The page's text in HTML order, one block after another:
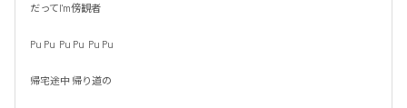
だってI'm傍観者
Pu Pu  Pu Pu  Pu Pu
帰宅途中 帰り道の